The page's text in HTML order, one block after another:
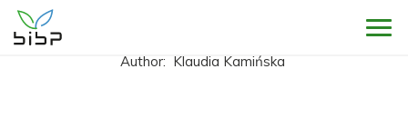
Author: Klaudia Kamińska